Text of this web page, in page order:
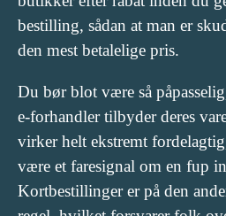
bestilling, sådan at man er
den mest betalelige pris.
Du bør blot være så
e-forhandler tilbyder deres
virker helt ekstremt
være et faresignal om en fup
Kortbestillinger er på den